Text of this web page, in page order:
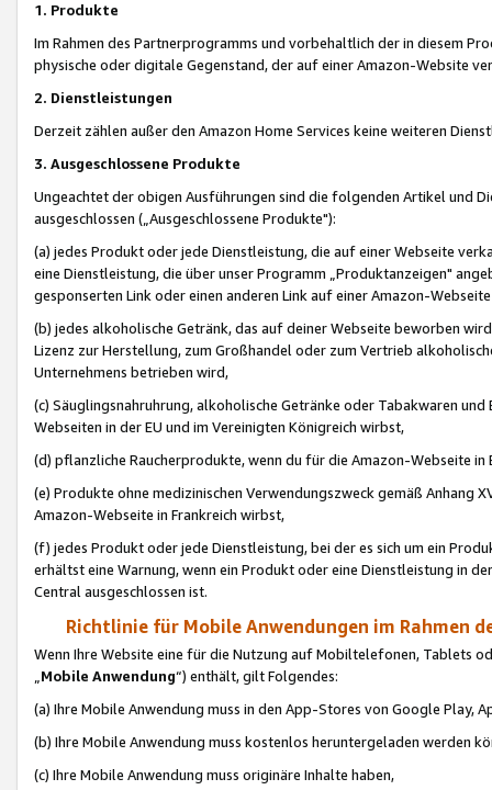
1. Produkte
Im Rahmen des Partnerprogramms und vorbehaltlich der in diesem
physische oder digitale Gegenstand, der auf einer Amazon-Website
2. Dienstleistungen
Derzeit zählen außer den Amazon Home Services keine weiteren
3. Ausgeschlossene Produkte
Ungeachtet der obigen Ausführungen sind die folgenden Artikel und
ausgeschlossen („Ausgeschlossene Produkte"):
(a) jedes Produkt oder jede Dienstleistung, die auf einer Webseite
eine Dienstleistung, die über unser Programm „Produktanzeigen"
gesponserten Link oder einen anderen Link auf einer Amazon-
(b) jedes alkoholische Getränk, das auf deiner Webseite beworben
Lizenz zur Herstellung, zum Großhandel oder zum Vertrieb
Unternehmens betrieben wird,
(c) Säuglingsnahruhrung, alkoholische Getränke oder Tabakwaren
Webseiten in der EU und im Vereinigten Königreich wirbst,
(d) pflanzliche Raucherprodukte, wenn du für die Amazon-Webseite in
(e) Produkte ohne medizinischen Verwendungszweck gemäß Anhang
Amazon-Webseite in Frankreich wirbst,
(f) jedes Produkt oder jede Dienstleistung, bei der es sich um ein
erhältst eine Warnung, wenn ein Produkt oder eine Dienstleistung in
Central ausgeschlossen ist.
Richtlinie für Mobile Anwendungen im Rahmen
Wenn Ihre Website eine für die Nutzung auf Mobiltelefonen, Tablets
„Mobile Anwendung“) enthält, gilt Folgendes:
(a) Ihre Mobile Anwendung muss in den App-Stores von Google Play,
(b) Ihre Mobile Anwendung muss kostenlos heruntergeladen werden
(c) Ihre Mobile Anwendung muss originäre Inhalte haben,